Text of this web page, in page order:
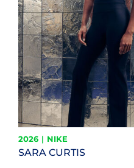
2026 | NIKE
SARA CURTIS